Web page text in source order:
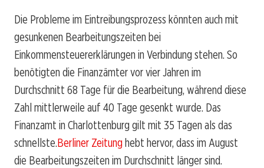
Die Probleme im Eintreibungsprozess könnten auch mit
gesunkenen Bearbeitungszeiten bei
Einkommensteuererklärungen in Verbindung stehen. So
benötigten die Finanzämter vor vier Jahren im
Durchschnitt 68 Tage für die Bearbeitung, während diese
Zahl mittlerweile auf 40 Tage gesenkt wurde. Das
Finanzamt in Charlottenburg gilt mit 35 Tagen als das
schnellste.Berliner Zeitung hebt hervor, dass im August
die Bearbeitungszeiten im Durchschnitt länger sind.